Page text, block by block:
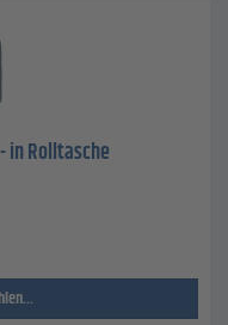
in Rolltasche